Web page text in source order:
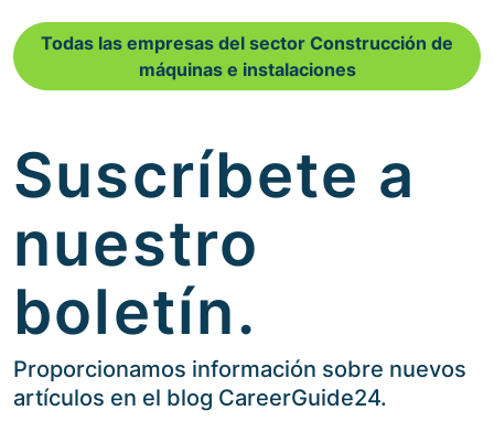
Todas las empresas del sector Construcción de
máquinas e instalaciones
Suscríbete a
nuestro
boletín.
Proporcionamos información sobre nuevos
artículos en el blog CareerGuide24.